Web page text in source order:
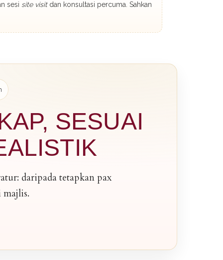
sesi site visitdan konsultasi percuma. Sahkan
SESUAI
daripada tetapkan pax